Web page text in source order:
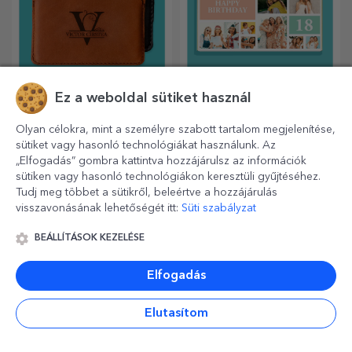
Egyedi, téglalap alakú
aprító kések
fogantyúval
A konyhaművészet
szerelmesei minden
dicséretet megérdemelnek,
ezért az ízletes ételek a
készülnek. Válassza ki a
Személyre szabott
ajándékok QR-
kódokkal
Az innovatív ajándék olyan,
amely üzenetet közvetít.
Válasszon olyanokat, amelyek
QR-kóddal és hozzáadott
Ez a weboldal sütiket használ
Olyan célokra, mint a személyre szabott tartalom megjelenítése,
sütiket vagy hasonló technológiákat használunk. Az
„Elfogadás” gombra kattintva hozzájárulsz az információk
sütiken vagy hasonló technológiákon keresztüli gyűjtéséhez.
Tudj meg többet a sütikről, beleértve a hozzájárulás
visszavonásának lehetőségét itt: Süti szabályzat
BEÁLLÍTÁSOK KEZELÉSE
Elfogadás
Elutasítom